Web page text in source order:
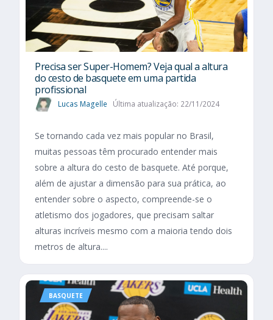
Precisa ser Super-Homem? Veja qual a altura
do cesto de basquete em uma partida
profissional
Lucas Magelle Última atualização: 22/11/2024
Se tornando cada vez mais popular no Brasil,
muitas pessoas têm procurado entender mais
sobre a altura do cesto de basquete. Até porque,
além de ajustar a dimensão para sua prática, ao
entender sobre o aspecto, compreende-se o
atletismo dos jogadores, que precisam saltar
alturas incríveis mesmo com a maioria tendo dois
metros de altura....
BASQUETE